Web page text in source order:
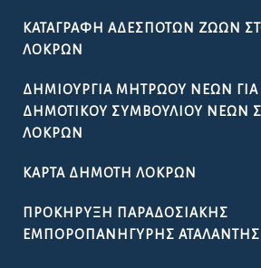
ΚΑΤΑΓΡΑΦΉ ΑΔΈΣΠΟΤΩΝ ΖΏΩΝ
ΛΟΚΡΏΝ
ΔΗΜΙΟΥΡΓΊΑ ΜΗΤΡΏΟΥ ΝΈΩΝ ΓΙΑ
ΔΗΜΟΤΙΚΟΎ ΣΥΜΒΟΥΛΊΟΥ ΝΈΩΝ
ΛΟΚΡΏΝ
ΚΆΡΤΑ ΔΗΜΌΤΗ ΛΟΚΡΏΝ
ΠΡΟΚΉΡΥΞΗ ΠΑΡΑΔΟΣΙΑΚΉΣ
ΕΜΠΟΡΟΠΑΝΉΓΥΡΗΣ ΑΤΑΛΆΝΤΗΣ